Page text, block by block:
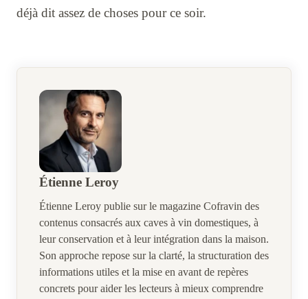
déjà dit assez de choses pour ce soir.
Étienne Leroy
Étienne Leroy publie sur le magazine Cofravin des
contenus consacrés aux caves à vin domestiques, à
leur conservation et à leur intégration dans la maison.
Son approche repose sur la clarté, la structuration des
informations utiles et la mise en avant de repères
concrets pour aider les lecteurs à mieux comprendre